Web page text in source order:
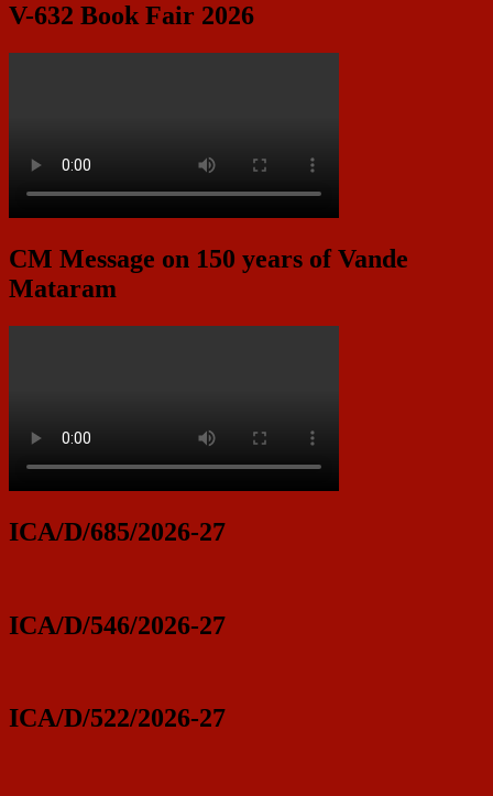
V-632 Book Fair 2026
CM Message on 150 years of Vande
Mataram
ICA/D/685/2026-27
ICA/D/546/2026-27
ICA/D/522/2026-27